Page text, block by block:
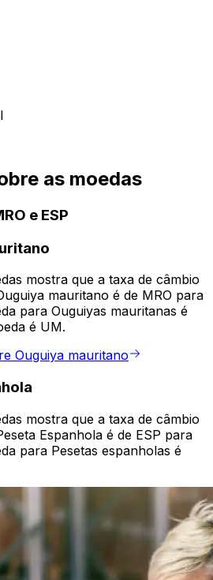
as moedas
e ESP
mostra que a taxa de câmbio
mauritano é de MRO para
para Ouguiyas mauritanas é
é UM.
Ouguiya mauritano
mostra que a taxa de câmbio
Espanhola é de ESP para
para Pesetas espanholas é